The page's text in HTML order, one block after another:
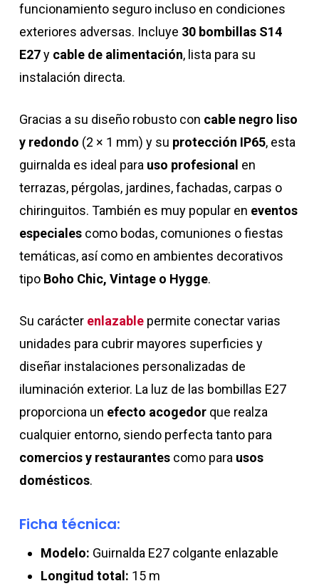
funcionamiento seguro incluso en condiciones
exteriores adversas. Incluye 30 bombillas S14
E27y cable de alimentación, lista para su
instalación directa.
Gracias a su diseño robusto con cable negro liso
y redondo (2 × 1 mm) y su protección IP65, esta
guirnalda es ideal para uso profesional en
terrazas, pérgolas, jardines, fachadas, carpas o
chiringuitos. También es muy popular en eventos
especialescomo bodas, comuniones o fiestas
temáticas, así como en ambientes decorativos
tipo Boho Chic, Vintage o Hygge.
Su carácter enlazable permite conectar varias
unidades para cubrir mayores superficies y
diseñar instalaciones personalizadas de
iluminación exterior. La luz de las bombillas E27
proporciona un efecto acogedorque realza
cualquier entorno, siendo perfecta tanto para
comercios y restaurantescomo para usos
domésticos.
Ficha técnica:
Modelo: Guirnalda E27 colgante enlazable
Longitud total: 15 m